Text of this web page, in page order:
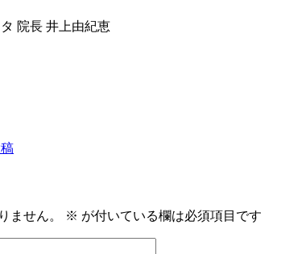
院長 井上由紀恵
ません。 ※ が付いている欄は必須項目です